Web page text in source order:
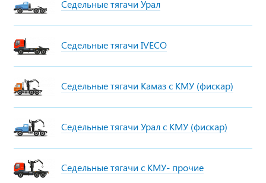
Седельные тягачи Урал
Седельные тягачи IVECO
Седельные тягачи Камаз с КМУ (фискар)
Седельные тягачи Урал с КМУ (фискар)
Седельные тягачи с КМУ- прочие